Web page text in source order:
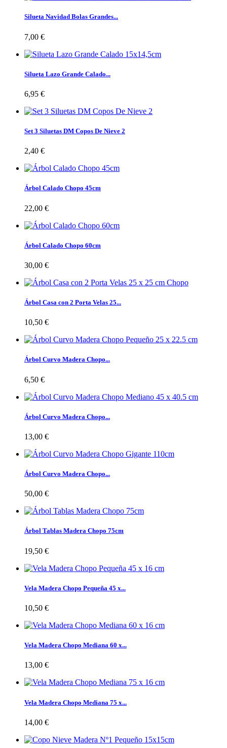
Silueta Navidad Bolas Grandes...
7,00 €
Silueta Lazo Grande Calado...
6,95 €
Set 3 Siluetas DM Copos De Nieve 2
2,40 €
Árbol Calado Chopo 45cm
22,00 €
Árbol Calado Chopo 60cm
30,00 €
Árbol Casa con 2 Porta Velas 25...
10,50 €
Árbol Curvo Madera Chopo...
6,50 €
Árbol Curvo Madera Chopo...
13,00 €
Árbol Curvo Madera Chopo...
50,00 €
Árbol Tablas Madera Chopo 75cm
19,50 €
Vela Madera Chopo Pequeña 45 x...
10,50 €
Vela Madera Chopo Mediana 60 x...
13,00 €
Vela Madera Chopo Mediana 75 x...
14,00 €